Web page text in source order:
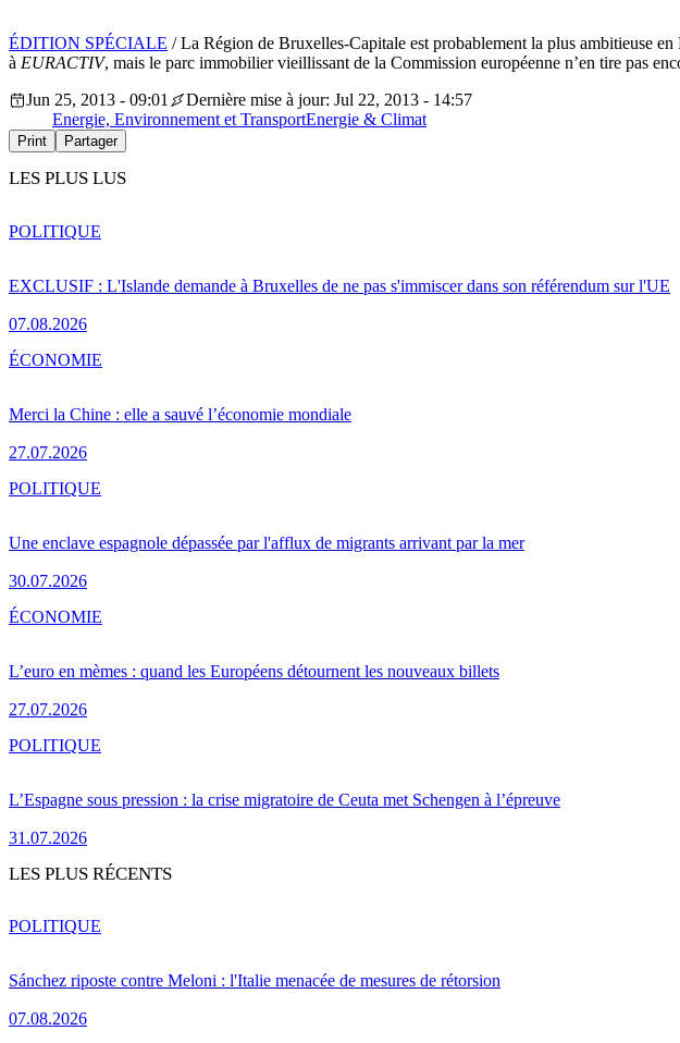
ÉDITION SPÉCIALE / La Région de Bruxelles-Capitale est probablement la plus ambitieuse
à EURACTIV, mais le parc immobilier vieillissant de la Commission européenne n’en tire pas
Jun 25, 2013 - 09:01
Dernière mise à jour: Jul 22, 2013 - 14:57
Energie, Environnement et TransportEnergie & Climat
Print Partager
LES PLUS LUS
EXCLUSIF : L'Islande demande à Bruxelles de ne pas s'immiscer dans son référendum sur l'UE
07.08.2026
POLITIQUE
Merci la Chine : elle a sauvé l’économie mondiale
27.07.2026
ÉCONOMIE
Une enclave espagnole dépassée par l'afflux de migrants arrivant par la mer
30.07.2026
POLITIQUE
L’euro en mèmes : quand les Européens détournent les nouveaux billets
27.07.2026
ÉCONOMIE
L’Espagne sous pression : la crise migratoire de Ceuta met Schengen à l’épreuve
31.07.2026
POLITIQUE
LES PLUS RÉCENTS
Sánchez riposte contre Meloni : l'Italie menacée de mesures de rétorsion
07.08.2026
POLITIQUE